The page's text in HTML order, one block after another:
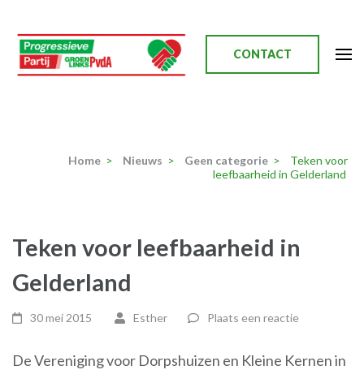
naar
inhoud
(Druk
CONTACT
Home > Nieuws > Geen categorie >
Teken voor
leefbaarheid in Gelderland
Teken voor leefbaarheid in
Gelderland
30 mei 2015 Esther Plaats een reactie
De Vereniging voor Dorpshuizen en Kleine Kernen in